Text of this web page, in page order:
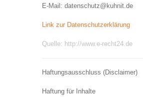
E-Mail: datenschutz@kuhnit.de
Link zur Datenschutzerklärung
Quelle: http://www.e-recht24.de
Haftungsausschluss (Disclaimer)
Haftung für Inhalte